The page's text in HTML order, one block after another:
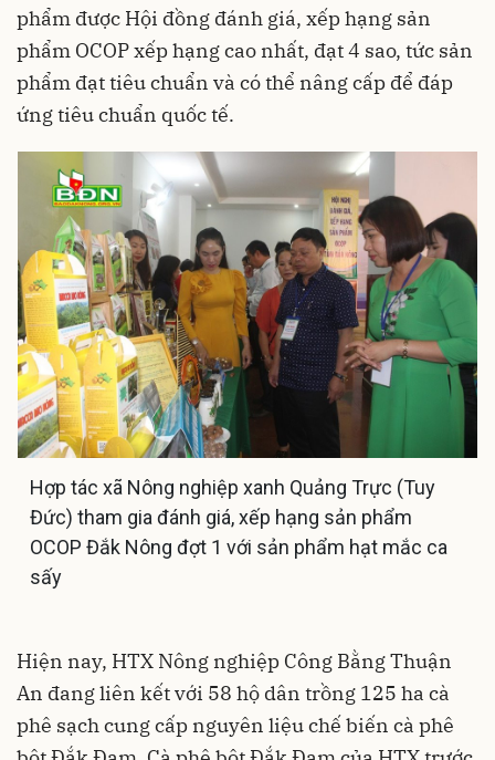
phẩm được Hội đồng đánh giá, xếp hạng sản
phẩm OCOP xếp hạng cao nhất, đạt 4 sao, tức sản
phẩm đạt tiêu chuẩn và có thể nâng cấp để đáp
ứng tiêu chuẩn quốc tế.
Hợp tác xã Nông nghiệp xanh Quảng Trực (Tuy
Đức) tham gia đánh giá, xếp hạng sản phẩm
OCOP Đắk Nông đợt 1 với sản phẩm hạt mắc ca
sấy
Hiện nay, HTX Nông nghiệp Công Bằng Thuận
An đang liên kết với 58 hộ dân trồng 125 ha cà
phê sạch cung cấp nguyên liệu chế biến cà phê